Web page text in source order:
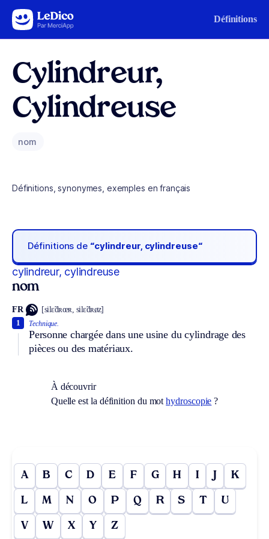
Aller au contenu Définitions
Cylindreur,
Cylindreuse
nom
Définitions, synonymes, exemples en français
Définitions de “cylindreur, cylindreuse“
cylindreur, cylindreuse
nom
FR [silɛ̃dʀœʀ, silɛ̃dʀøz]
Technique.
Personne chargée dans une usine du cylindrage des
pièces ou des matériaux.
1
À découvrir
Quelle est la définition du mothydroscopie ?
A B C D E F G H I J K
L M N O P Q R S T U
V W X Y Z